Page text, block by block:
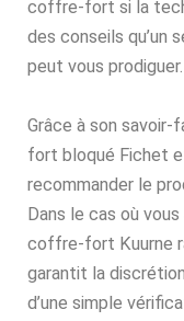
coffre-fort si la
des conseils qu’un
peut vous prodiguer.
Grâce à son savoir-
fort bloqué Fichet
recommander le
Dans le cas où vous
coffre-fort Kuurne
garantit la
d’une simple